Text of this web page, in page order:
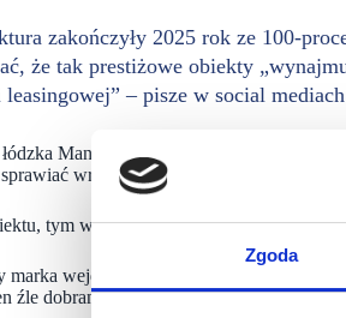
Zgoda
zakończyły 2025 rok ze 100-
że tak prestiżowe obiekty
– pisze w social
Manufaktura to jedne z najbardziej
wrażenie leasingowych
tym wyższe oczekiwania po obu
marka wejdzie do centrum, ale na jakich
źle dobrany element, by cała układanka